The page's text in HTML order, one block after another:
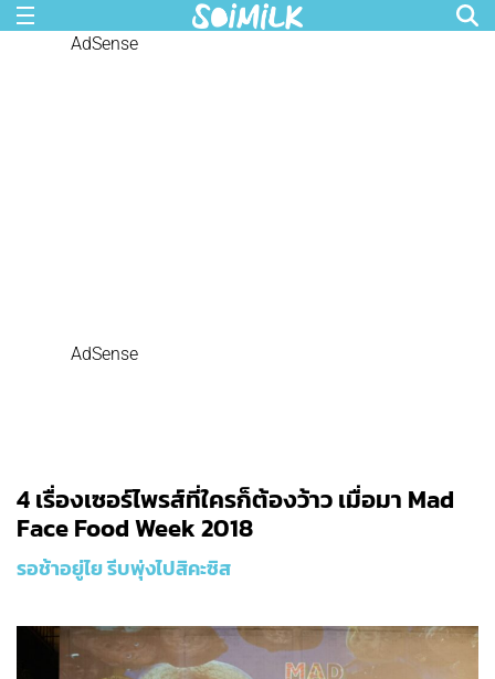
AdSense
AdSense
4 เรื่องเซอร์ไพรส์ที่ใครก็ต้องว้าว เมื่อมา Mad
Face Food Week 2018
รอช้าอยู่ไย รีบพุ่งไปสิคะซิส